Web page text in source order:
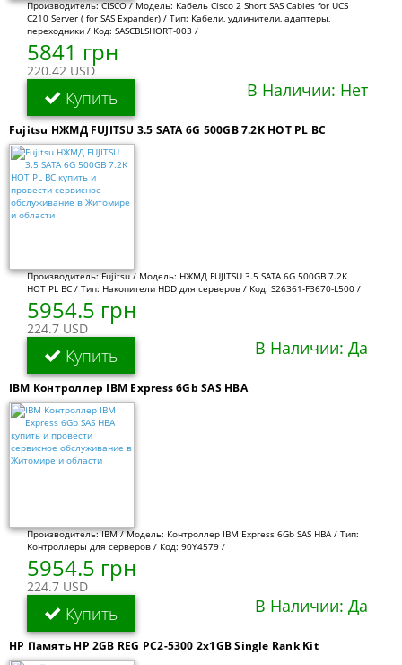
Производитель: CISCO / Модель: Кабель Cisco 2 Short SAS Cables for UCS
C210 Server ( for SAS Expander) / Тип: Кабели, удлинители, адаптеры,
переходники / Код: SASCBLSHORT-003 /
5841 грн
220.42 USD
Купить В Наличии: Нет
Fujitsu НЖМД FUJITSU 3.5 SATA 6G 500GB 7.2K HOT PL BC
Производитель: Fujitsu / Модель: НЖМД FUJITSU 3.5 SATA 6G 500GB 7.2K
HOT PL BC / Тип: Накопители HDD для серверов / Код: S26361-F3670-L500 /
5954.5 грн
224.7 USD
Купить В Наличии: Да
IBM Контроллер IBM Express 6Gb SAS HBA
Производитель: IBM / Модель: Контроллер IBM Express 6Gb SAS HBA / Тип:
Контроллеры для серверов / Код: 90Y4579 /
5954.5 грн
224.7 USD
Купить В Наличии: Да
HP Память HP 2GB REG PC2-5300 2x1GB Single Rank Kit